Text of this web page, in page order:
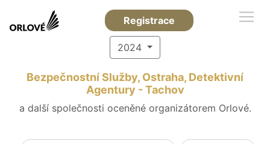
Registrace
2024
Bezpečnostní Služby, Ostraha, Detektivní
Agentury - Tachov
a další společnosti oceněné organizátorem Orlové.